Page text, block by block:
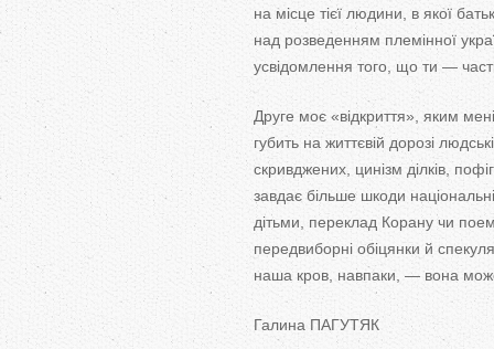
на місце тієї людини, в якої
над розведенням племінної
усвідомлення того, що ти —
Друге моє «відкриття», яким
губить на життєвій дорозі
скривджених, цинізм ділків,
завдає більше шкоди
дітьми, переклад Корану чи
передвиборні обіцянки й
наша кров, навпаки, — вона
Галина ПАГУТЯК